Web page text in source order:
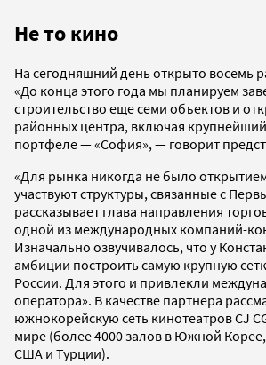
Не то кино
На сегодняшний день открыто восемь
«До конца этого года мы планируем
строительство еще семи объектов и
районных центра, включая
портфеле — «София», — говорит
«Для рынка никогда не было
участвуют структуры, связанные с
рассказывает глава направления
одной из международных компаний-
Изначально озвучивалось, что у
амбиции построить самую крупную
России. Для этого и привлекли
оператора». В качестве партнера
южнокорейскую сеть кинотеатров CJ
мире (более 4000 залов в Южной
США и Турции).